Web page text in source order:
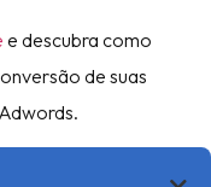
e descubra como
de suas